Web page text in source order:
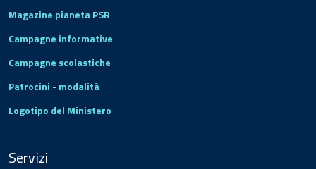
Magazine pianeta PSR
Campagne informative
Campagne scolastiche
Patrocini - modalità
Logotipo del Ministero
Servizi